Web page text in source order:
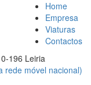
Home
Empresa
Viaturas
Contactos
196 Leiria
rede móvel nacional)